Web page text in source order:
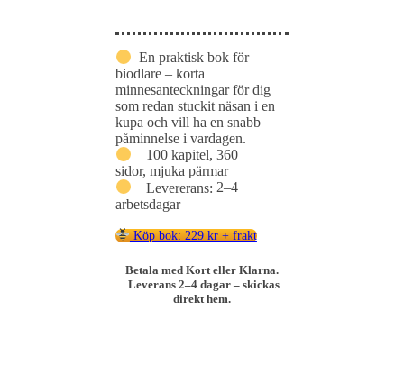
En praktisk bok för
biodlare – korta
minnesanteckningar för dig
som redan stuckit näsan i en
kupa och vill ha en snabb
påminnelse i vardagen.
100 kapitel,360
sidor, mjuka pärmar
Levererans:2–4
arbetsdagar
Köp bok: 229 kr + frakt
Betala med Kort eller Klarna.
Leverans 2–4 dagar – skickas
direkt hem.